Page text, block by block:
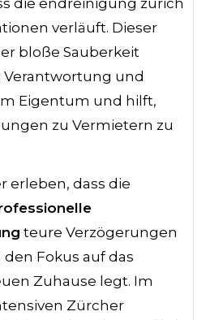
verläuft. Dieser
bloße Sauberkeit
Verantwortung und
Eigentum und hilft,
zu Vermietern zu
erleben, dass die
teure Verzögerungen
Fokus auf das
Zuhause legt. Im
Zürcher